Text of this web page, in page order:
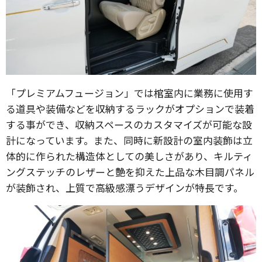
「プレミアムフュージョン」では棺室内に業務に使用す
る道具や装備などを収納するラックがオプションで装着
する事ができ、収納スペースのカスタマイズが可能な設
計になっています。また、同時に新設計の室内装飾は立
体的に作られた構造体としての美しさがあり、キルティ
ングステッチのレザーと艶を抑えた上品な木目調パネル
が装飾され、上質で高級感漂うデザインが特長です。